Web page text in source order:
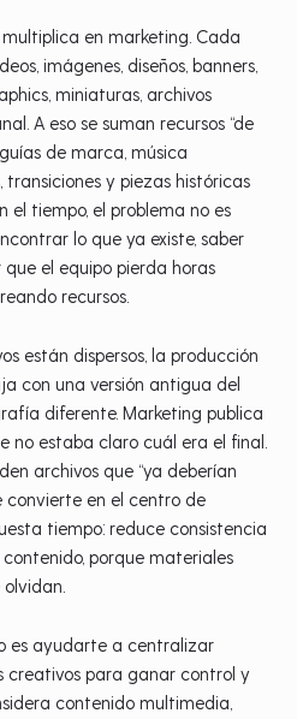
en marketing. Cada
imágenes, diseños, banners,
miniaturas, archivos
A eso se suman recursos “de
de marca, música
transiciones y piezas históricas
el tiempo, el problema no es
lo que ya existe, saber
el equipo pierda horas
recursos.
están dispersos, la producción
con una versión antigua del
diferente. Marketing publica
no estaba claro cuál era el final.
archivos que “ya deberían
convierte en el centro de
tiempo: reduce consistencia
porque materiales
es ayudarte a centralizar
creativos para ganar control y
contenido multimedia,